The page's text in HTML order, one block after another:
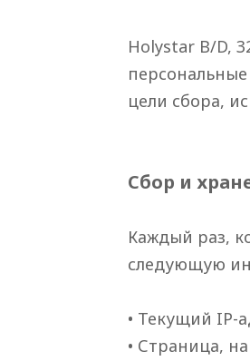
Holystar B/D,
цели сбора,
Сбор и
Каждый раз,
следующую
• Текущий IP-
• Страница,